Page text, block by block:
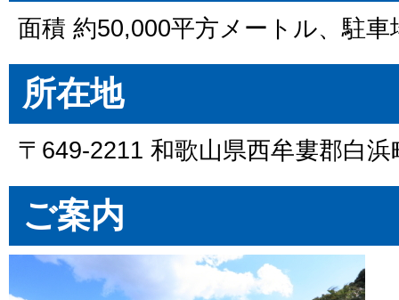
面積 約50,000平方メートル、駐車
所在地
〒649-2211 和歌山県西牟婁郡白浜
ご案内